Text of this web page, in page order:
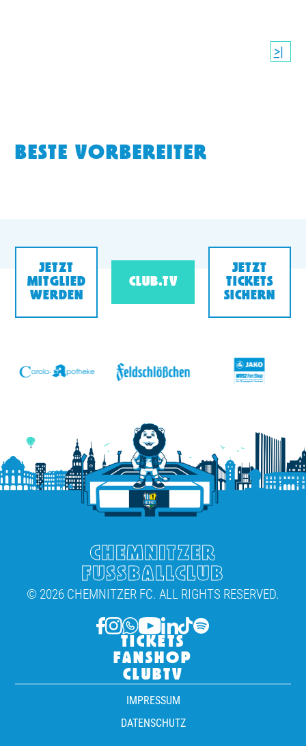
>|
BESTE VORBEREITER
JETZT
MITGLIED
WERDEN
CLUB.TV
JETZT
TICKETS
SICHERN
CHEMNITZER
FUSSBALLCLUB
© 2026 CHEMNITZER FC. ALL RIGHTS RESERVED.
TICKETS
FANSHOP
CLUBTV
IMPRESSUM
DATENSCHUTZ